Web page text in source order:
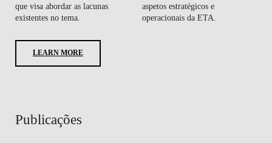
que visa abordar as lacunas
existentes no tema.
LEARN MORE
aspetos estratégicos e
operacionais da ETA.
Publicações